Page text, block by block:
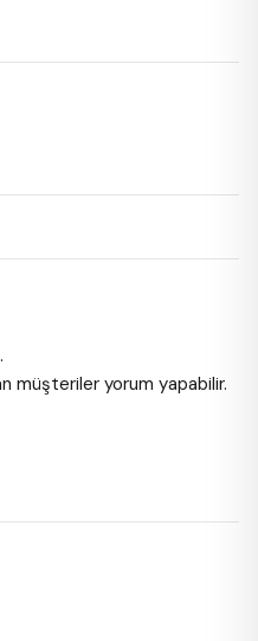
müşteriler yorum yapabilir.